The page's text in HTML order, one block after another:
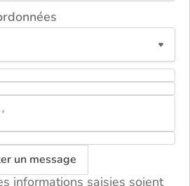
un message
informations saisies soient
ou